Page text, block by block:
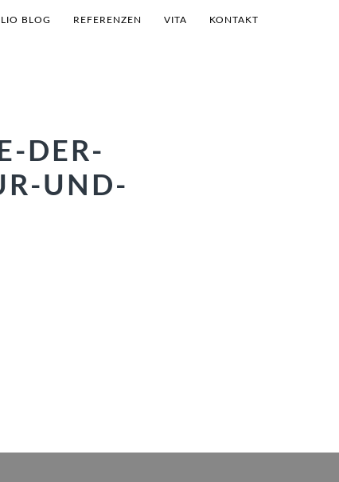
BLOG REFERENZEN VITA KONTAKT
DER-
UND-